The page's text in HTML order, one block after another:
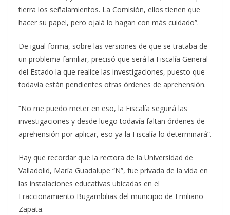
tierra los señalamientos. La Comisión, ellos tienen que
hacer su papel, pero ojalá lo hagan con más cuidado”.
De igual forma, sobre las versiones de que se trataba de
un problema familiar, precisó que será la Fiscalía General
del Estado la que realice las investigaciones, puesto que
todavía están pendientes otras órdenes de aprehensión.
“No me puedo meter en eso, la Fiscalía seguirá las
investigaciones y desde luego todavía faltan órdenes de
aprehensión por aplicar, eso ya la Fiscalía lo determinará”.
Hay que recordar que la rectora de la Universidad de
Valladolid, María Guadalupe “N”, fue privada de la vida en
las instalaciones educativas ubicadas en el
Fraccionamiento Bugambilias del municipio de Emiliano
Zapata.